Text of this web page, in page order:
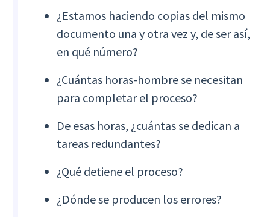
¿Estamos haciendo copias del mismo
documento una y otra vez y, de ser así,
en qué número?
¿Cuántas horas-hombre se necesitan
para completar el proceso?
De esas horas, ¿cuántas se dedican a
tareas redundantes?
¿Qué detiene el proceso?
¿Dónde se producen los errores?